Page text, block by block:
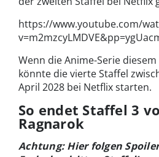
https://www.youtube.com/
Wenn die Anime-Serie
könnte die vierte Staffel
April 2028 bei Netflix starten.
So endet Staffel 3
Ragnarok
Achtung: Hier folgen